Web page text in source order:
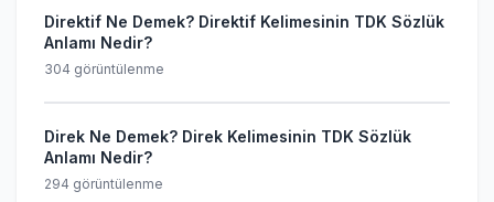
Direktif Ne Demek? Direktif Kelimesinin TDK Sözlük
Anlamı Nedir?
304 görüntülenme
Direk Ne Demek? Direk Kelimesinin TDK Sözlük
Anlamı Nedir?
294 görüntülenme